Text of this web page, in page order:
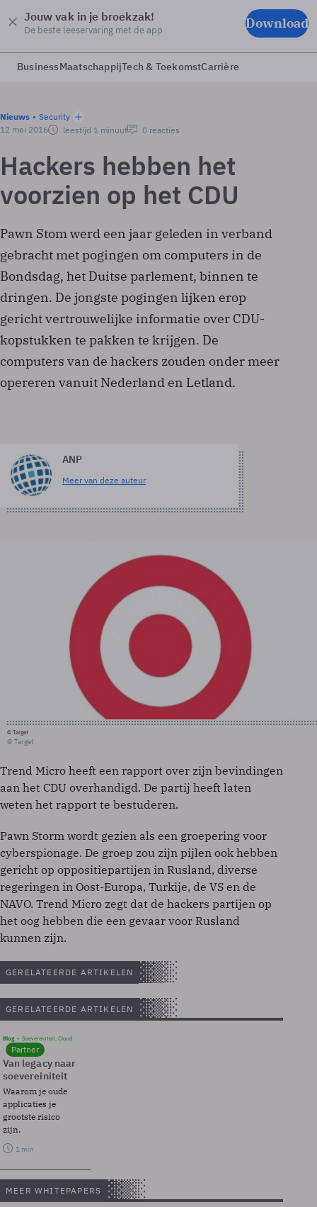
Jouw vak in je broekzak!
De beste leeservaring met de app Download
BusinessMaatschappijTech & ToekomstCarrière
Nieuws
Security
12 mei 2016
leestijd 1 minuut 0 reacties
Hackers hebben het
voorzien op het CDU
Pawn Stom werd een jaar geleden in verband
gebracht met pogingen om computers in de
Bondsdag, het Duitse parlement, binnen te
dringen. De jongste pogingen lijken erop
gericht vertrouwelijke informatie over CDU-
kopstukken te pakken te krijgen. De
computers van de hackers zouden onder meer
opereren vanuit Nederland en Letland.
ANP
Meer van deze auteur
© Target
© Target
Trend Micro heeft een rapport over zijn bevindingen
aan het CDU overhandigd. De partij heeft laten
weten het rapport te bestuderen.
Pawn Storm wordt gezien als een groepering voor
cyberspionage. De groep zou zijn pijlen ook hebben
gericht op oppositiepartijen in Rusland, diverse
regeringen in Oost-Europa, Turkije, de VS en de
NAVO. Trend Micro zegt dat de hackers partijen op
het oog hebben die een gevaar voor Rusland
kunnen zijn.
GERELATEERDE ARTIKELEN
GERELATEERDE ARTIKELEN
Blog Soevereinteit, Cloud
Partner
Van legacy naar
soevereiniteit
Waarom je oude
applicaties je
grootste risico
zijn.
1 min
MEER WHITEPAPERS